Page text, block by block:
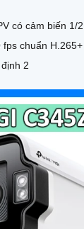
có cảm biến 1/
chuẩn
định 2